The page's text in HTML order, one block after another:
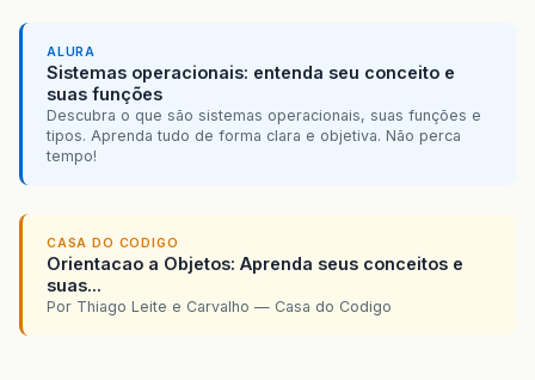
ALURA
Sistemas operacionais: entenda seu conceito e
suas funções
Descubra o que são sistemas operacionais, suas funções e
tipos. Aprenda tudo de forma clara e objetiva. Não perca
tempo!
CASA DO CODIGO
Orientacao a Objetos: Aprenda seus conceitos e
suas...
Por Thiago Leite e Carvalho — Casa do Codigo